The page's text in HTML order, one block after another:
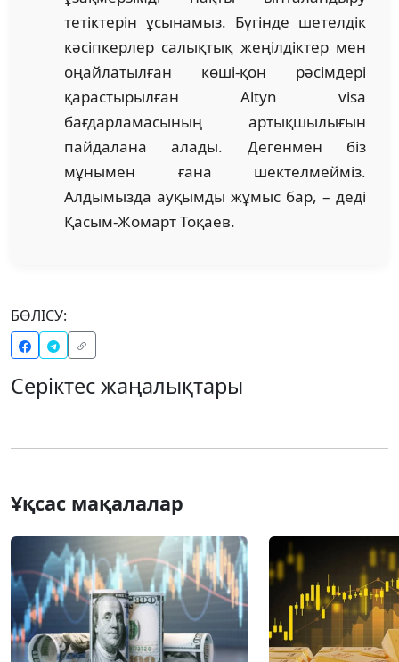
тетіктерін ұсынамыз. Бүгінде шетелдік
кәсіпкерлер салықтық жеңілдіктер мен
оңайлатылған көші-қон рәсімдері
қарастырылған Altyn visa
бағдарламасының артықшылығын
пайдалана алады. Дегенмен біз
мұнымен ғана шектелмейміз.
Алдымызда ауқымды жұмыс бар, – деді
Қасым-Жомарт Тоқаев.
БӨЛІСУ:
Серіктес жаңалықтары
Ұқсас мақалалар